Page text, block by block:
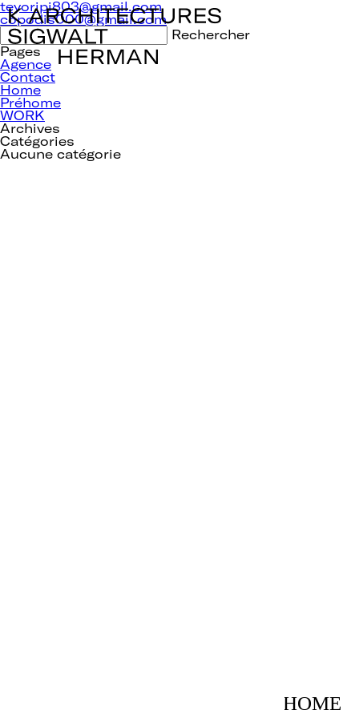
Navigation
de
l’article
teyoripi803@gmail.com
copodis000@gmail.com
Rechercher :
Pages
Agence
Contact
Home
Préhome
WORK
Archives
Catégories
Aucune catégorie